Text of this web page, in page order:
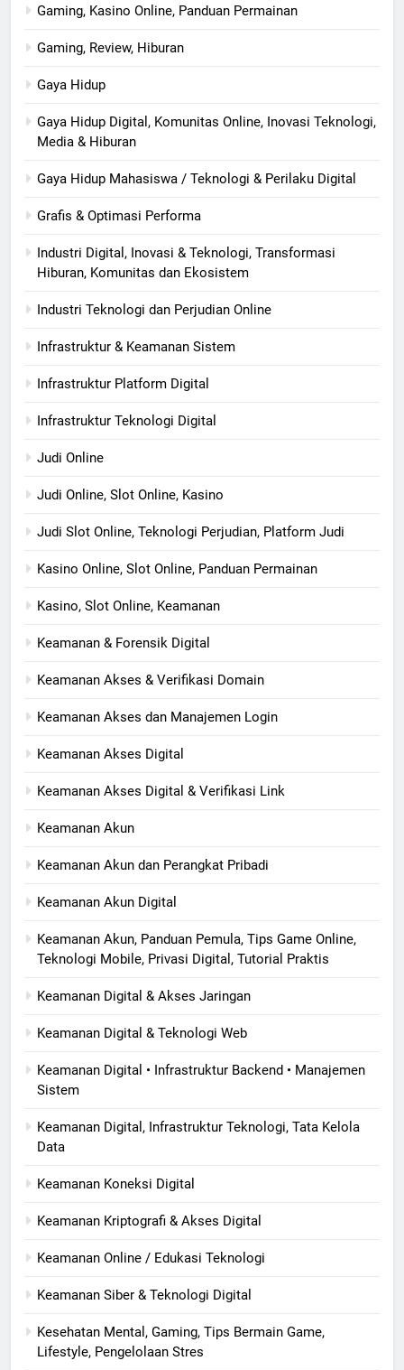
Gaming, Kasino Online, Panduan Permainan
Gaming, Review, Hiburan
Gaya Hidup
Gaya Hidup Digital, Komunitas Online, Inovasi Teknologi,
Media & Hiburan
Gaya Hidup Mahasiswa / Teknologi & Perilaku Digital
Grafis & Optimasi Performa
Industri Digital, Inovasi & Teknologi, Transformasi
Hiburan, Komunitas dan Ekosistem
Industri Teknologi dan Perjudian Online
Infrastruktur & Keamanan Sistem
Infrastruktur Platform Digital
Infrastruktur Teknologi Digital
Judi Online
Judi Online, Slot Online, Kasino
Judi Slot Online, Teknologi Perjudian, Platform Judi
Kasino Online, Slot Online, Panduan Permainan
Kasino, Slot Online, Keamanan
Keamanan & Forensik Digital
Keamanan Akses & Verifikasi Domain
Keamanan Akses dan Manajemen Login
Keamanan Akses Digital
Keamanan Akses Digital & Verifikasi Link
Keamanan Akun
Keamanan Akun dan Perangkat Pribadi
Keamanan Akun Digital
Keamanan Akun, Panduan Pemula, Tips Game Online,
Teknologi Mobile, Privasi Digital, Tutorial Praktis
Keamanan Digital & Akses Jaringan
Keamanan Digital & Teknologi Web
Keamanan Digital • Infrastruktur Backend • Manajemen
Sistem
Keamanan Digital, Infrastruktur Teknologi, Tata Kelola
Data
Keamanan Koneksi Digital
Keamanan Kriptografi & Akses Digital
Keamanan Online / Edukasi Teknologi
Keamanan Siber & Teknologi Digital
Kesehatan Mental, Gaming, Tips Bermain Game,
Lifestyle, Pengelolaan Stres